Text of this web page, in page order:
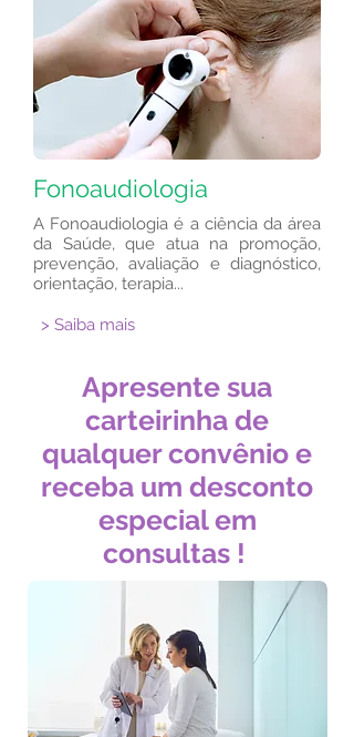
Fonoaudiologia
A Fonoaudiologia é a ciência da área
da Saúde, que atua na promoção,
prevenção, avaliação e diagnóstico,
orientação, terapia...
> Saiba mais
Apresente sua
carteirinha de
qualquer convênio e
receba um desconto
especial em
consultas !